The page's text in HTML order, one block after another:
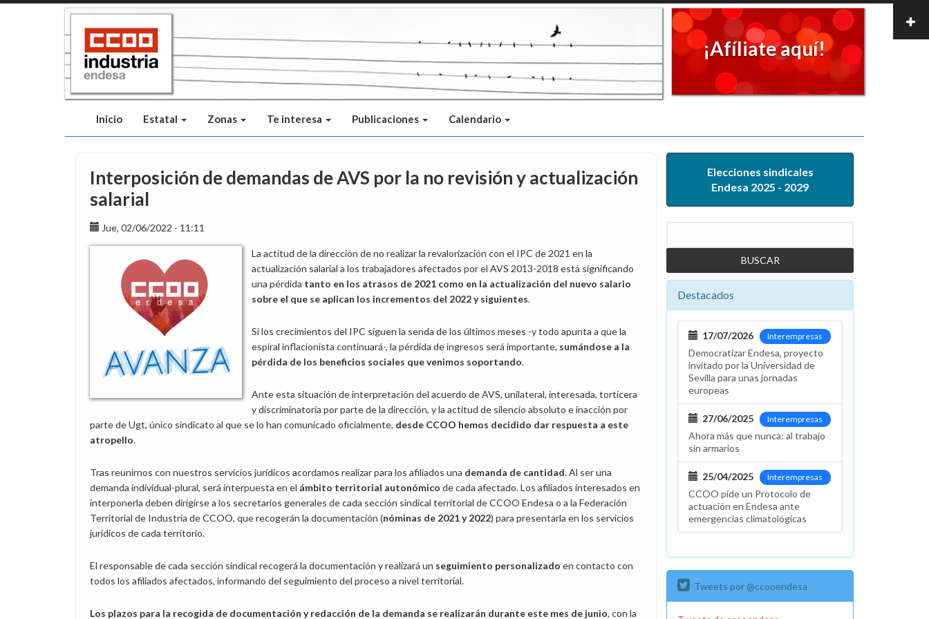
¡Afíliate aquí!
Inicio Estatal Zonas Te interesa Publicaciones Calendario
Interposición de demandas de AVS por la no revisión y actualización
salarial
Jue, 02/06/2022 - 11:11
La actitud de la dirección de no realizar la revalorización con el IPC de 2021 en la
actualización salarial a los trabajadores afectados por el AVS 2013-2018 está significando
una pérdida tanto en los atrasos de 2021 como en la actualización del nuevo salario
sobre el que se aplican los incrementos del 2022 y siguientes.
Si los crecimientos del IPC siguen la senda de los últimos meses -y todo apunta a que la
espiral inflacionista continuará-, la pérdida de ingresos será importante, sumándose a la
pérdida de los beneficios sociales que venimos soportando.
Ante esta situación de interpretación del acuerdo de AVS, unilateral, interesada, torticera
y discriminatoria por parte de la dirección, y la actitud de silencio absoluto e inacción por
parte de Ugt, único sindicato al que se lo han comunicado oficialmente, desde CCOO hemos decidido dar respuesta a este
atropello.
Tras reunirnos con nuestros servicios jurídicos acordamos realizar para los afiliados una demanda de cantidad. Al ser una
demanda individual-plural, será interpuesta en el ámbito territorial autonómico de cada afectado. Los afiliados interesados en
interponerla deben dirigirse a los secretarios generales de cada sección sindical territorial de CCOO Endesa o a la Federación
Territorial de Industria de CCOO, que recogerán la documentación (nóminas de 2021 y 2022) para presentarla en los servicios
jurídicos de cada territorio.
El responsable de cada sección sindical recogerá la documentación y realizará un seguimiento personalizado en contacto con
todos los afiliados afectados, informando del seguimiento del proceso a nivel territorial.
Los plazos para la recogida de documentación y redacción de la demanda se realizarán durante este mes de junio, con la
Elecciones sindicales
Endesa 2025 - 2029
Destacados
Interempresas
17/07/2026
Democratizar Endesa, proyecto
invitado por la Universidad de
Sevilla para unas jornadas
europeas
Interempresas
27/06/2025
Ahora más que nunca: al trabajo
sin armarios
Interempresas
25/04/2025
CCOO pide un Protocolo de
actuación en Endesa ante
emergencias climatológicas
Tweets por @ccooendesa